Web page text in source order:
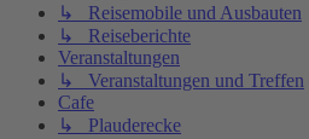
↳ Reisemobile und Ausbauten
↳ Reiseberichte
Veranstaltungen
↳ Veranstaltungen und Treffen
Cafe
↳ Plauderecke